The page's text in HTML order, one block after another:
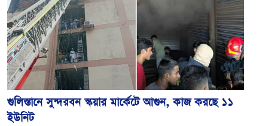
গুলিস্তানে সুন্দরবন স্কয়ার মার্কেটে আগুন, কাজ করছে ১১
ইউনিট